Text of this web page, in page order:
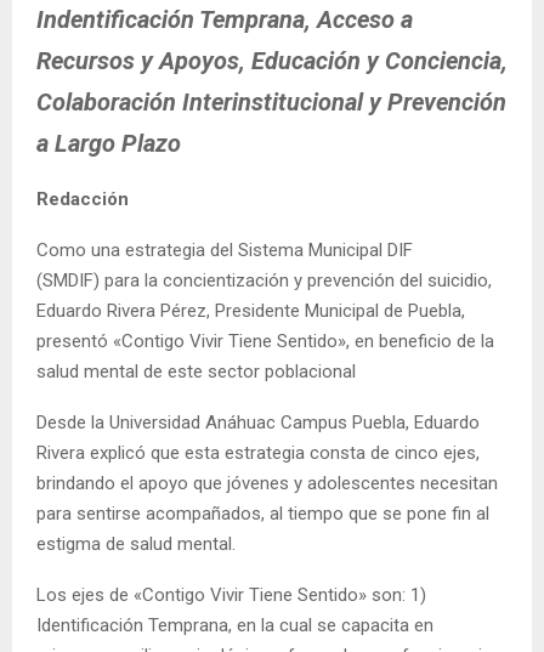
Indentificación Temprana, Acceso a
Recursos y Apoyos, Educación y Conciencia,
Colaboración Interinstitucional y Prevención
a Largo Plazo
Redacción
Como una estrategia del Sistema Municipal DIF
(SMDIF) para la concientización y prevención del suicidio,
Eduardo Rivera Pérez, Presidente Municipal de Puebla,
presentó «Contigo Vivir Tiene Sentido», en beneficio de la
salud mental de este sector poblacional
Desde la Universidad Anáhuac Campus Puebla, Eduardo
Rivera explicó que esta estrategia consta de cinco ejes,
brindando el apoyo que jóvenes y adolescentes necesitan
para sentirse acompañados, al tiempo que se pone fin al
estigma de salud mental.
Los ejes de «Contigo Vivir Tiene Sentido» son: 1)
Identificación Temprana, en la cual se capacita en